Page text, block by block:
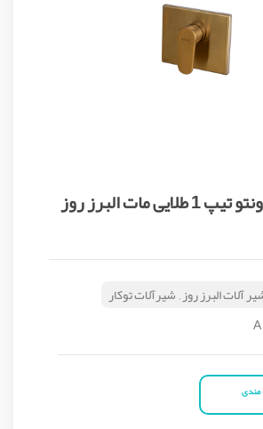
مات البرز روز
آلات البرز روز,شیرآلات توکار
مندی